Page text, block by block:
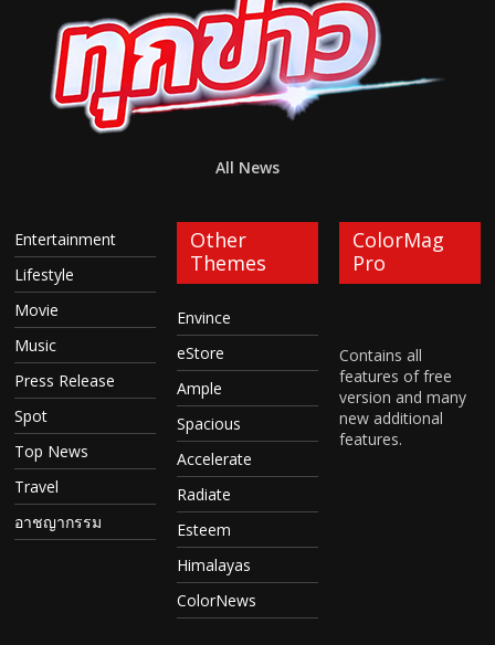
All News
Entertainment
Lifestyle
Movie
Music
Press Release
Spot
Top News
Travel
อาชญากรรม
Other
Themes
Envince
eStore
Ample
Spacious
Accelerate
Radiate
Esteem
Himalayas
ColorNews
ColorMag
Pro
Contains all
features of free
version and many
new additional
features.